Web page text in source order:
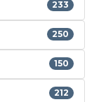
233
250
150
212